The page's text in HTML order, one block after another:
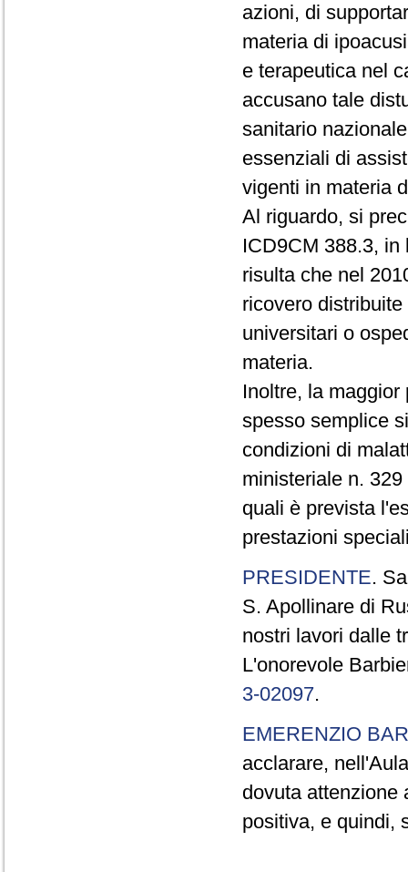
azioni, di
materia di
e terapeutica nel
accusano tale
sanitario
essenziali di
vigenti in materia
Al riguardo, si
ICD9CM 388.3,
risulta che nel
ricovero
universitari o
materia.
Inoltre, la
spesso semplice
condizioni di
ministeriale n.
quali è prevista
prestazioni
PRESIDENTE.
S. Apollinare di
nostri lavori dalle
L'onorevole
3-02097.
EMERENZIO
acclarare,
dovuta attenzione
positiva, e quindi,